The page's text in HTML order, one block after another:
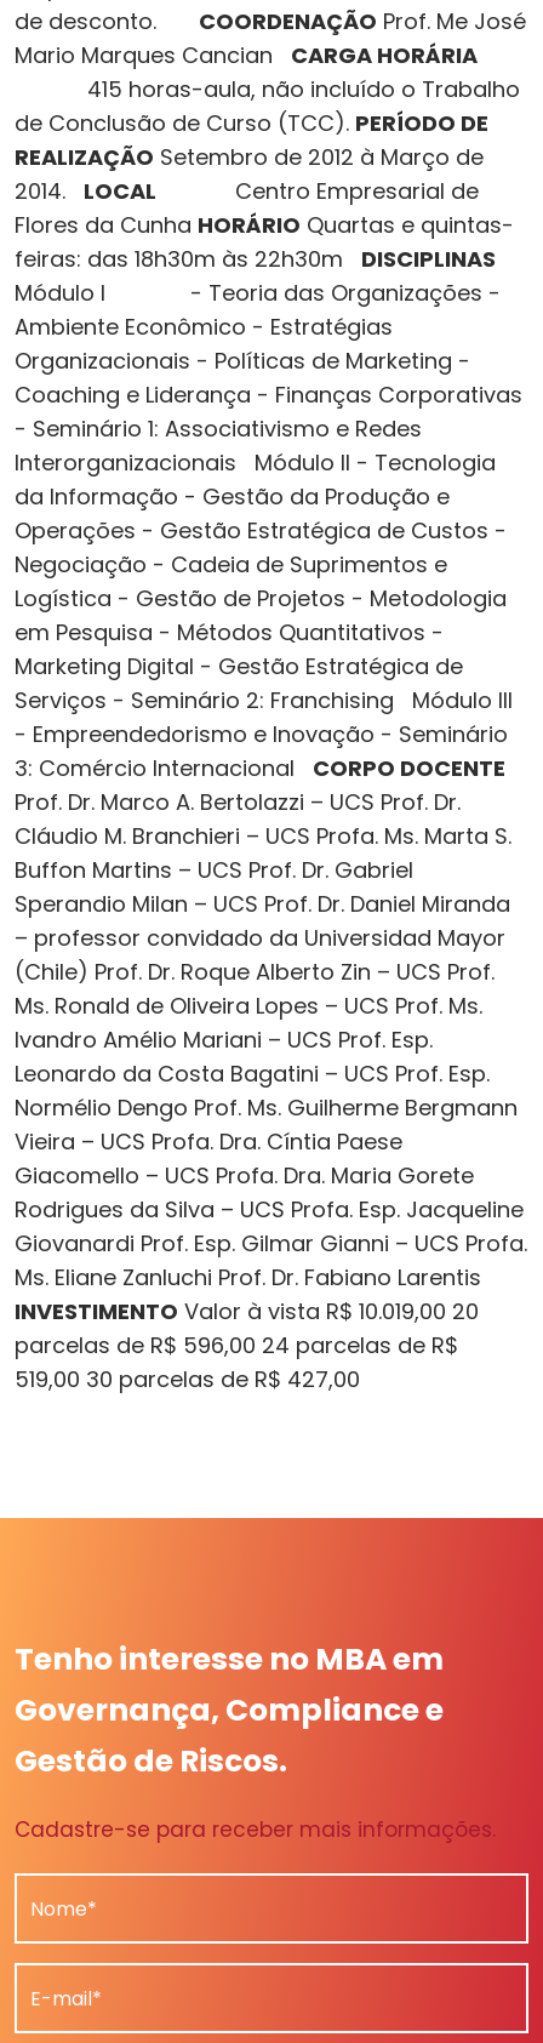
de desconto. COORDENAÇÃO Prof. Me José
Mario Marques Cancian CARGA HORÁRIA
415 horas-aula, não incluído o Trabalho
de Conclusão de Curso (TCC). PERÍODO DE
REALIZAÇÃO Setembro de 2012 à Março de
2014. LOCAL Centro Empresarial de
Flores da Cunha HORÁRIO Quartas e quintas-
feiras: das 18h30m às 22h30m DISCIPLINAS
Módulo I - Teoria das Organizações -
Ambiente Econômico - Estratégias
Organizacionais - Políticas de Marketing -
Coaching e Liderança - Finanças Corporativas
- Seminário 1: Associativismo e Redes
Interorganizacionais Módulo II - Tecnologia
da Informação - Gestão da Produção e
Operações - Gestão Estratégica de Custos -
Negociação - Cadeia de Suprimentos e
Logística - Gestão de Projetos - Metodologia
em Pesquisa - Métodos Quantitativos -
Marketing Digital - Gestão Estratégica de
Serviços - Seminário 2: Franchising Módulo III
- Empreendedorismo e Inovação - Seminário
3: Comércio Internacional CORPO DOCENTE
Prof. Dr. Marco A. Bertolazzi – UCS Prof. Dr.
Cláudio M. Branchieri – UCS Profa. Ms. Marta S.
Buffon Martins – UCS Prof. Dr. Gabriel
Sperandio Milan – UCS Prof. Dr. Daniel Miranda
– professor convidado da Universidad Mayor
(Chile) Prof. Dr. Roque Alberto Zin – UCS Prof.
Ms. Ronald de Oliveira Lopes – UCS Prof. Ms.
Ivandro Amélio Mariani – UCS Prof. Esp.
Leonardo da Costa Bagatini – UCS Prof. Esp.
Normélio Dengo Prof. Ms. Guilherme Bergmann
Vieira – UCS Profa. Dra. Cíntia Paese
Giacomello – UCS Profa. Dra. Maria Gorete
Rodrigues da Silva – UCS Profa. Esp. Jacqueline
Giovanardi Prof. Esp. Gilmar Gianni – UCS Profa.
Ms. Eliane Zanluchi Prof. Dr. Fabiano Larentis
INVESTIMENTO Valor à vista R$ 10.019,00 20
parcelas de R$ 596,00 24 parcelas de R$
519,00 30 parcelas de R$ 427,00
Tenho interesse no MBA em
Governança, Compliance e
Gestão de Riscos.
Cadastre-se para receber mais informações.
Nome*
E-mail*